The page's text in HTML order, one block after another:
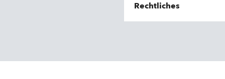
Rechtliches